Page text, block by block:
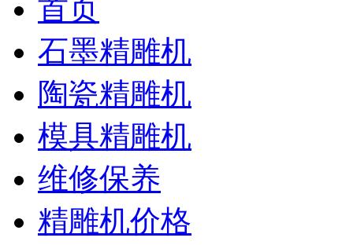
首页
石墨精雕机
陶瓷精雕机
模具精雕机
维修保养
精雕机价格